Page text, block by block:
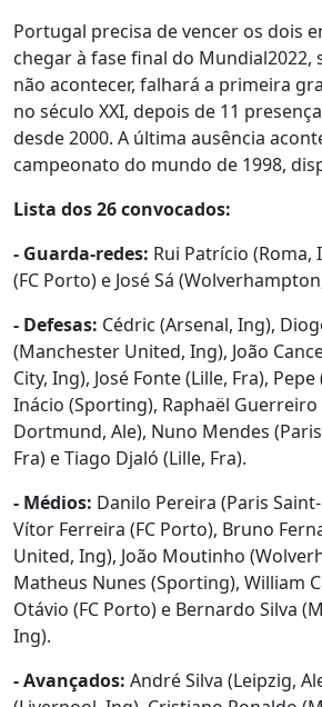
Portugal precisa de vencer os dois
chegar à fase final do Mundial2022,
não acontecer, falhará a primeira
no século XXI, depois de 11
desde 2000. A última ausência
campeonato do mundo de 1998,
Lista dos 26 convocados:
- Guarda-redes: Rui Patrício (Roma,
(FC Porto) e José Sá
- Defesas: Cédric (Arsenal, Ing),
(Manchester United, Ing), João
City, Ing), José Fonte (Lille, Fra),
Inácio (Sporting), Raphaël Guerreiro
Dortmund, Ale), Nuno Mendes
Fra) e Tiago Djaló (Lille, Fra).
- Médios: Danilo Pereira (Paris
Vítor Ferreira (FC Porto), Bruno
United, Ing), João Moutinho
Matheus Nunes (Sporting), William
Otávio (FC Porto) e Bernardo Silva
Ing).
- Avançados: André Silva (Leipzig,